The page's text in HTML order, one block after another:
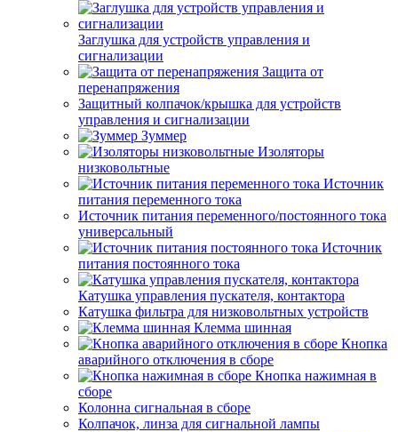
Заглушка для устройств управления и
сигнализации
Защита от
перенапряжения
Защитный колпачок/крышка для устройств
управления и сигнализации
Зуммер
Изоляторы
низковольтные
Источник
питания переменного тока
Источник питания переменного/постоянного тока
универсальный
Источник
питания постоянного тока
Катушка управления пускателя, контактора
Катушка фильтра для низковольтных устройств
Клемма шинная
Кнопка
аварийного отключения в сборе
Кнопка нажимная в
сборе
Колонна сигнальная в сборе
Колпачок, линза для сигнальной лампы